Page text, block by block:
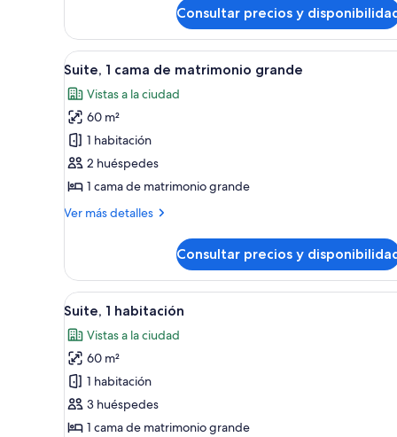
2
camas
dobles
Consultar precios y
Abrir
todas
las
fotos
de
Suite,
1
de
Una habitación de hotel con
8
Suite, 1 cama de matrimonio grande
Vistas a la ciudad
60 m²
1 habitación
2 huéspedes
1 cama de matrimonio grande
Ver más detalles
Más
1
cama
de
grande
Consultar precios y
Abrir
todas
las
fotos
de
Suite,
1
Habitación de hotel con una
7
Suite, 1 habitación
Vistas a la ciudad
60 m²
1 habitación
3 huéspedes
1 cama de matrimonio grande